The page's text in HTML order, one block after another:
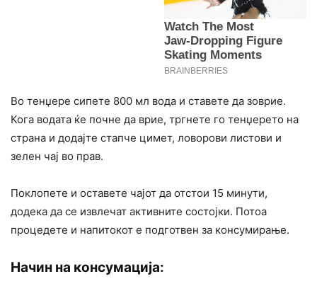
Во тенџере сипете 800 мл вода и ставете да зоврие.
Кога водата ќе почне да врие, тргнете го тенџерето на
страна и додајте стапче цимет, ловорови листови и
зелен чај во прав.
Поклопете и оставете чајот да отстои 15 минути,
додека да се извлечат активните состојки. Потоа
процедете и напитокот е подготвен за консумирање.
Начин на консумација: